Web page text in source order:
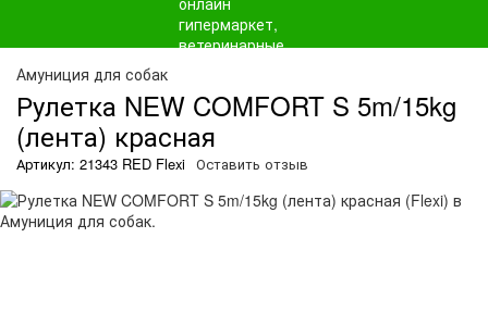
Амуниция для собак
Рулетка NEW COMFORT S 5m/15kg
(лента) красная
Артикул: 21343 RED Flexi Оставить отзыв